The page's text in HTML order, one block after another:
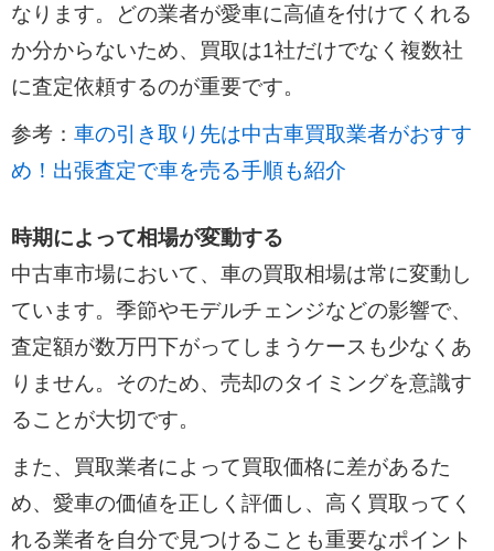
なります。どの業者が愛車に高値を付けてくれる
か分からないため、買取は1社だけでなく複数社
に査定依頼するのが重要です。
参考： 車の引き取り先は中古車買取業者がおすす
め！出張査定で車を売る手順も紹介
時期によって相場が変動する
中古車市場において、車の買取相場は常に変動し
ています。季節やモデルチェンジなどの影響で、
査定額が数万円下がってしまうケースも少なくあ
りません。そのため、売却のタイミングを意識す
ることが大切です。
また、買取業者によって買取価格に差があるた
め、愛車の価値を正しく評価し、高く買取ってく
れる業者を自分で見つけることも重要なポイント